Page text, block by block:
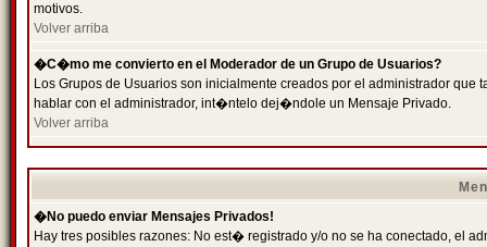
motivos.
Volver arriba
�C�mo me convierto en el Moderador de un Grupo de Usuarios?
Los Grupos de Usuarios son inicialmente creados por el administrador
hablar con el administrador, int�ntelo dej�ndole un Mensaje Privado.
Volver arriba
�No puedo enviar Mensajes Privados!
Hay tres posibles razones: No est� registrado y/o no se ha conectado, el